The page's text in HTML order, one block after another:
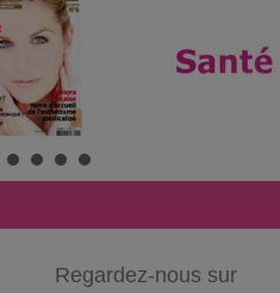
Regardez-nous sur